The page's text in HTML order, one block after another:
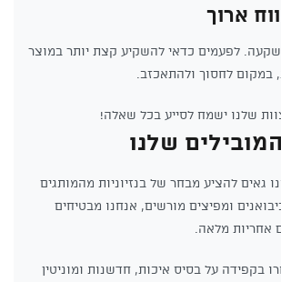
לפעמים כדאי להשקיע קצת יותר במוצר
במקום לחסוך ולהתאכזב.
שלנו ישמח לסייע בכל שאלה!
שלנו
גאים להציע מבחר של בנזיוניות מהמותגים
ומפיצים מורשים, אנחנו מבטיחים
אחריות מלאה.
בקפידה על בסיס איכות, חדשנות ומוניטין